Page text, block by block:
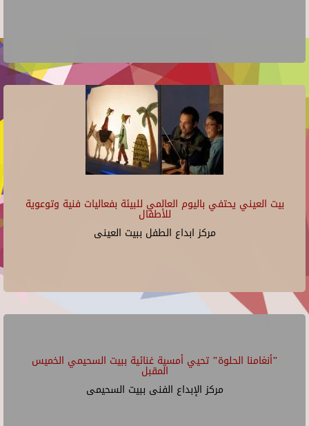
بيت العيني يحتفي باليوم العالمي للبيئة بفعاليات فنية وتوعوية
للأطفال
مركز ابداع الطفل ببيت العينى
"أنغامنا الحلوة" تحيي أمسية غنائية ببيت السحيمي الخميس
المقبل
مركز الإبداع الفنى ببيت السحيمى